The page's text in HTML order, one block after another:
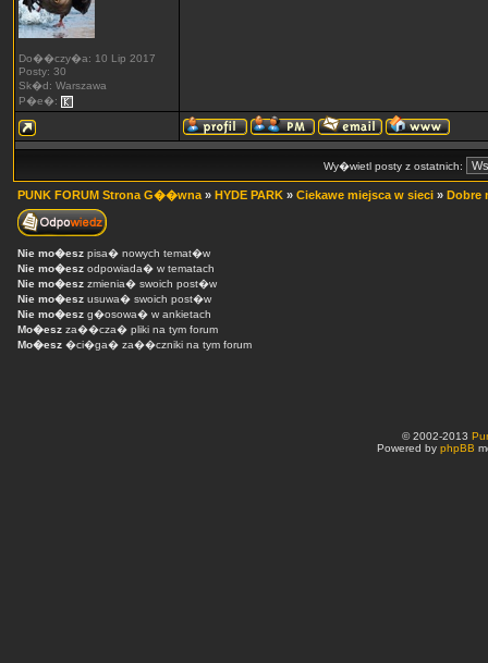
Do��czy�a: 10 Lip 2017
Posty: 30
Sk�d: Warszawa
P�e�:
Wy�wietl posty z ostatnich:
PUNK FORUM Strona G��wna » HYDE PARK » Ciekawe miejsca w sieci » Dobre
Nie mo�esz pisa� nowych temat�w
Nie mo�esz odpowiada� w tematach
Nie mo�esz zmienia� swoich post�w
Nie mo�esz usuwa� swoich post�w
Nie mo�esz g�osowa� w ankietach
Mo�esz za��cza� pliki na tym forum
Mo�esz �ci�ga� za��czniki na tym forum
© 2002-2013
Powered by phpBB